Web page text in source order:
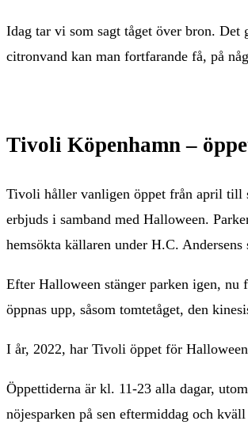
Idag tar vi som sagt tåget över bron. Det
citronvand kan man fortfarande få, på
Tivoli Köpenhamn –
Tivoli håller vanligen öppet från april till
erbjuds i samband med Halloween.
hemsökta källaren under H.C. Andersens
Efter Halloween stänger parken igen,
öppnas upp, såsom tomtetåget, den
I år, 2022, har Tivoli öppet för
Öppettiderna är kl. 11-23 alla dagar,
nöjesparken på sen eftermiddag och